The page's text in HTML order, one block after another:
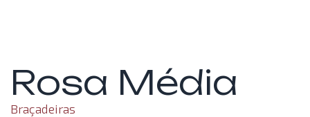
Rosa Média
Braçadeiras